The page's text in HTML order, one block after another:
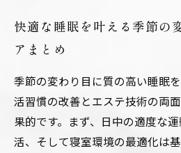
快適な睡眠を叶える季節の
アまとめ
季節の変わり目に質の高い睡眠
活習慣の改善とエステ技術の両
果的です。まず、日中の適度な
活、そして寝室環境の最適化は